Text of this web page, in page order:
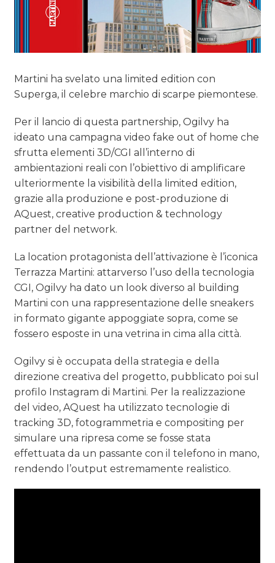
Martini ha svelato una limited edition con
Superga, il celebre marchio di scarpe piemontese.
Per il lancio di questa partnership, Ogilvy ha
ideato una campagna video fake out of home che
sfrutta elementi 3D/CGI all’interno di
ambientazioni reali con l’obiettivo di amplificare
ulteriormente la visibilità della limited edition,
grazie alla produzione e post-produzione di
AQuest, creative production & technology
partner del network.
La location protagonista dell’attivazione è l’iconica
Terrazza Martini: attarverso l’uso della tecnologia
CGI, Ogilvy ha dato un look diverso al building
Martini con una rappresentazione delle sneakers
in formato gigante appoggiate sopra, come se
fossero esposte in una vetrina in cima alla città.
Ogilvy si è occupata della strategia e della
direzione creativa del progetto, pubblicato poi sul
profilo Instagram di Martini. Per la realizzazione
del video, AQuest ha utilizzato tecnologie di
tracking 3D, fotogrammetria e compositing per
simulare una ripresa come se fosse stata
effettuata da un passante con il telefono in mano,
rendendo l’output estremamente realistico.